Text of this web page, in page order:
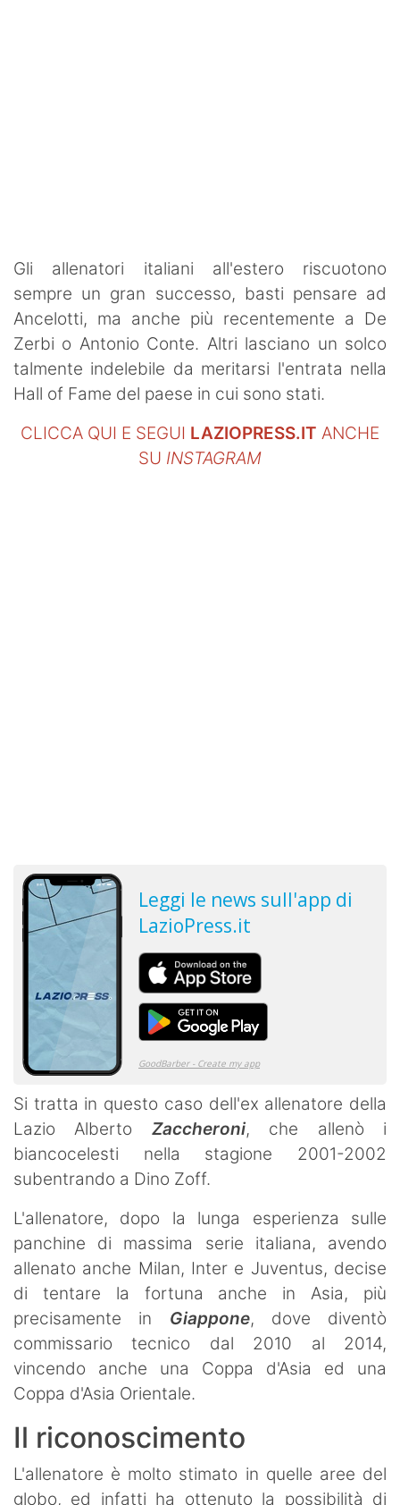
Gli allenatori italiani all'estero riscuotono
sempre un gran successo, basti pensare ad
Ancelotti, ma anche più recentemente a De
Zerbi o Antonio Conte. Altri lasciano un solco
talmente indelebile da meritarsi l'entrata nella
Hall of Fame del paese in cui sono stati.
CLICCA QUI E SEGUI LAZIOPRESS.IT ANCHE
SU INSTAGRAM
Si tratta in questo caso dell'ex allenatore della
Lazio Alberto Zaccheroni, che allenò i
biancocelesti nella stagione 2001-2002
subentrando a Dino Zoff.
L'allenatore, dopo la lunga esperienza sulle
panchine di massima serie italiana, avendo
allenato anche Milan, Inter e Juventus, decise
di tentare la fortuna anche in Asia, più
precisamente in Giappone, dove diventò
commissario tecnico dal 2010 al 2014,
vincendo anche una Coppa d'Asia ed una
Coppa d'Asia Orientale.
Il riconoscimento
L'allenatore è molto stimato in quelle aree del
globo, ed infatti ha ottenuto la possibilità di